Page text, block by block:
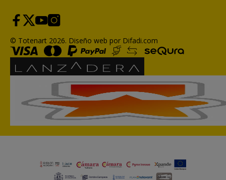
© Totenart 2026. Diseño web por Difadi.com